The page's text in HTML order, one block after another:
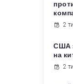
2
США
на
2